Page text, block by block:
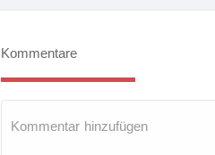
Kommentare